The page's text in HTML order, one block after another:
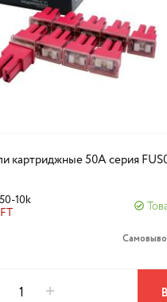
картриджные 50A серия
10k